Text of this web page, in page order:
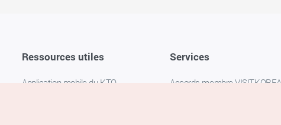
Ressources utiles
Application mobile du KTO
Services
Accords membre VISITKOREA